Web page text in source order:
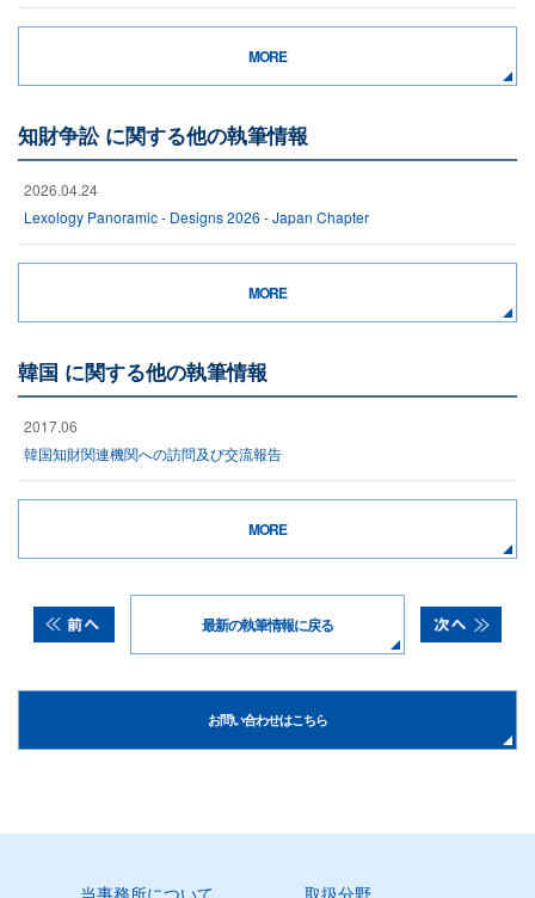
MORE
知財争訟 に関する他の執筆情報
2026.04.24
Lexology Panoramic - Designs 2026 - Japan Chapter
MORE
韓国 に関する他の執筆情報
2017.06
韓国知財関連機関への訪問及び交流報告
MORE
最新の執筆情報に戻る
お問い合わせはこちら
当事務所について 取扱分野